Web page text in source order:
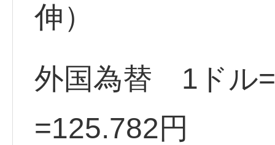
伸）
外国為替 1ドル
=125.782円